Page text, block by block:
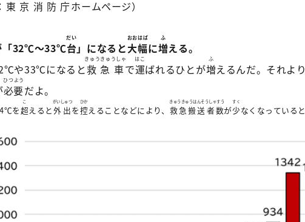
： 東京消防庁ホームページ）
「32℃～33℃台
だい
」になると大幅
おおはば
に増
ふ
える。
や33℃になると救急車
きゅうきゅうしゃ
で運
はこ
ばれるひとが増
ふ
えるんだ。それより
必要
ひつよう
だよ。
を超
こ
えると外出
がいしゅつ
を控
ひか
えることなどにより、 救急搬送者数
きゅうきゅうはんそうしゃすう
が少
すく
なくなっていると